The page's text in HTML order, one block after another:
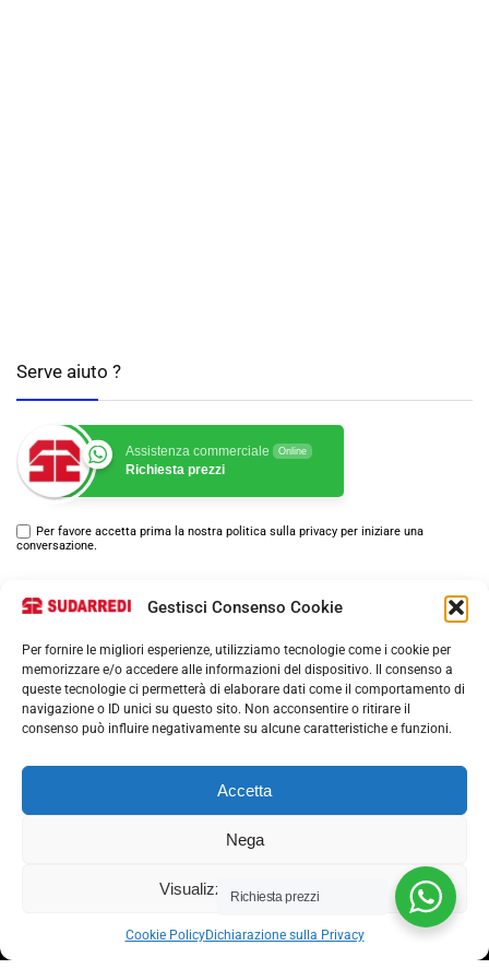
Gestisci Consenso Cookie
Per fornire le migliori esperienze, utilizziamo tecnologie come i cookie per
memorizzare e/o accedere alle informazioni del dispositivo. Il consenso a
queste tecnologie ci permetterà di elaborare dati come il comportamento di
navigazione o ID unici su questo sito. Non acconsentire o ritirare il
consenso può influire negativamente su alcune caratteristiche e funzioni.
Accetta
Nega
Visualizza le preferenze
Cookie PolicyDichiarazione sulla Privacy
Serve aiuto ?
Assistenza commerciale Online
Richiesta prezzi
Per favore accetta prima la nostra politica sulla privacy per iniziare una
conversazione.
Phone: (+39) 081 93 1811
Richiesta prezzi